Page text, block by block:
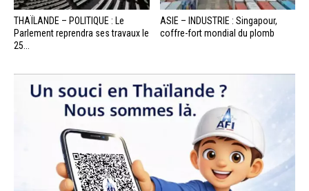
THAÏLANDE – POLITIQUE : Le
Parlement reprendra ses travaux le
25...
ASIE – INDUSTRIE : Singapour,
coffre-fort mondial du plomb